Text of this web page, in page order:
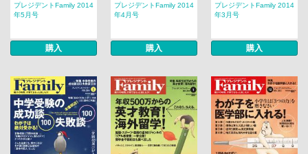
プレジデントFamily 2014
年5月号
購入
プレジデントFamily 2014
年4月号
購入
プレジデントFamily 2014
年3月号
購入